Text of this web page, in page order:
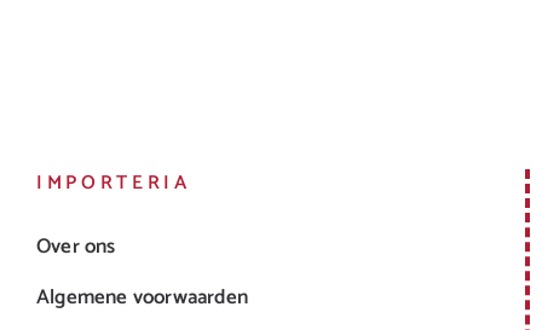
IMPORTERIA
Over ons
Algemene voorwaarden